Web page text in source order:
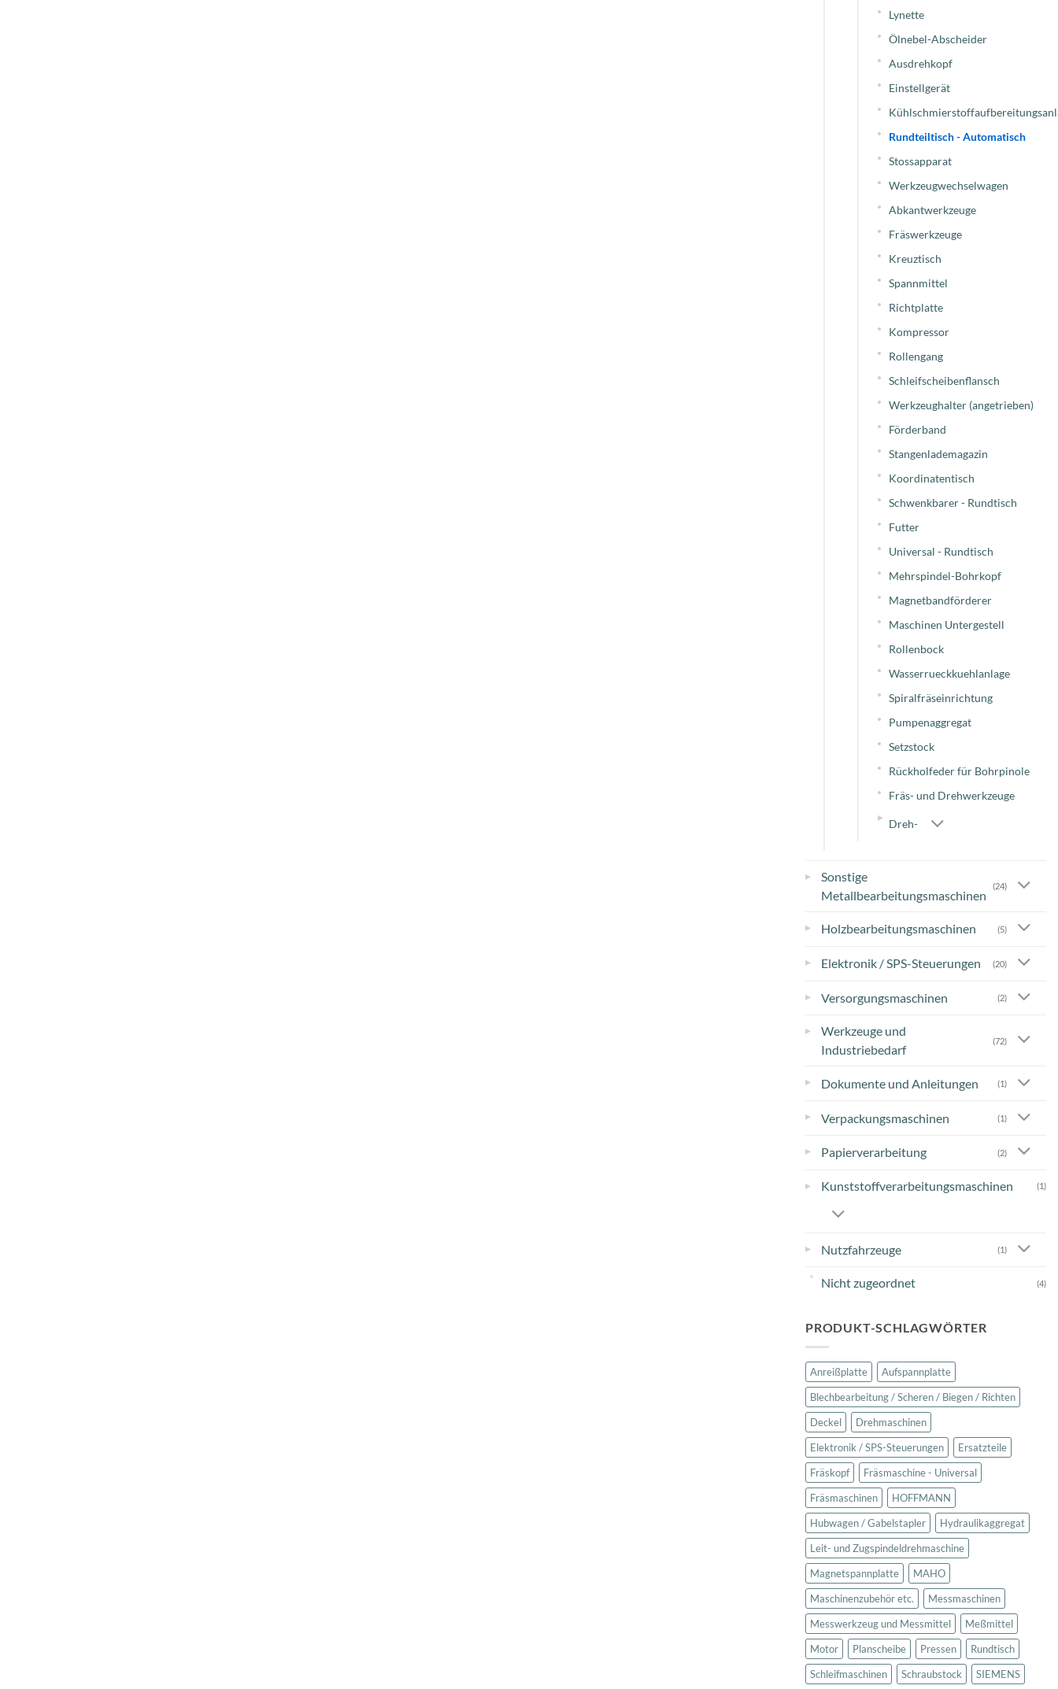
Lynette
Ölnebel-Abscheider
Ausdrehkopf
Einstellgerät
Rundteiltisch - Automatisch
Stossapparat
Werkzeugwechselwagen
Abkantwerkzeuge
Fräswerkzeuge
Kreuztisch
Spannmittel
Richtplatte
Kompressor
Rollengang
Schleifscheibenflansch
Werkzeughalter (angetrieben)
Förderband
Stangenlademagazin
Koordinatentisch
Schwenkbarer - Rundtisch
Futter
Universal - Rundtisch
Mehrspindel-Bohrkopf
Magnetbandförderer
Maschinen Untergestell
Rollenbock
Wasserrueckkuehlanlage
Spiralfräseinrichtung
Pumpenaggregat
Setzstock
Rückholfeder für Bohrpinole
Fräs- und Drehwerkzeuge
▸ Dreh-
▸
Sonstige
Metallbearbeitungsmaschinen
(24)
▸ Holzbearbeitungsmaschinen (5)
▸ Elektronik / SPS-Steuerungen (20)
▸ Versorgungsmaschinen (2)
▸
Werkzeuge und
Industriebedarf
(72)
▸ Dokumente und Anleitungen (1)
▸ Verpackungsmaschinen (1)
▸ Papierverarbeitung (2)
▸ Kunststoffverarbeitungsmaschinen (1)
▸ Nutzfahrzeuge (1)
Nicht zugeordnet (4)
PRODUKT-SCHLAGWÖRTER
Anreißplatte
Aufspannplatte
Blechbearbeitung / Scheren / Biegen / Richten
Deckel
Drehmaschinen
Elektronik / SPS-Steuerungen
Ersatzteile
Fräskopf
Fräsmaschine - Universal
Fräsmaschinen
HOFFMANN
Hubwagen / Gabelstapler
Hydraulikaggregat
Leit- und Zugspindeldrehmaschine
Magnetspannplatte
MAHO
Maschinenzubehör etc.
Messmaschinen
Messwerkzeug und Messmittel
Meßmittel
Motor
Planscheibe Pressen
Rundtisch
Schleifmaschinen
Schraubstock SIEMENS